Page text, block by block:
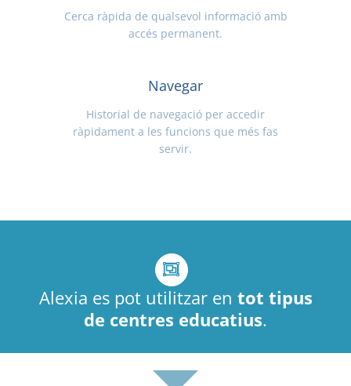
Cerca ràpida de qualsevol informació amb
accés permanent.
Navegar
Historial de navegació per accedir
ràpidament a les funcions que més fas
servir.
Alexia es pot utilitzar en tot tipus
de centres educatius.